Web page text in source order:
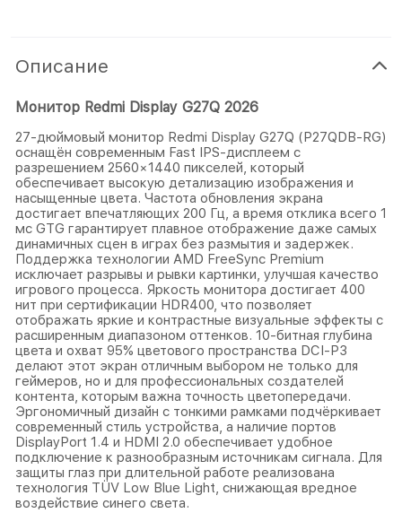
Описание
Монитор Redmi Display G27Q 2026
27-дюймовый монитор Redmi Display G27Q (P27QDB-RG)
оснащён современным Fast IPS-дисплеем с
разрешением 2560×1440 пикселей, который
обеспечивает высокую детализацию изображения и
насыщенные цвета. Частота обновления экрана
достигает впечатляющих 200 Гц, а время отклика всего 1
мс GTG гарантирует плавное отображение даже самых
динамичных сцен в играх без размытия и задержек.
Поддержка технологии AMD FreeSync Premium
исключает разрывы и рывки картинки, улучшая качество
игрового процесса. Яркость монитора достигает 400
нит при сертификации HDR400, что позволяет
отображать яркие и контрастные визуальные эффекты с
расширенным диапазоном оттенков. 10-битная глубина
цвета и охват 95% цветового пространства DCI-P3
делают этот экран отличным выбором не только для
геймеров, но и для профессиональных создателей
контента, которым важна точность цветопередачи.
Эргономичный дизайн с тонкими рамками подчёркивает
современный стиль устройства, а наличие портов
DisplayPort 1.4 и HDMI 2.0 обеспечивает удобное
подключение к разнообразным источникам сигнала. Для
защиты глаз при длительной работе реализована
технология TÜV Low Blue Light, снижающая вредное
воздействие синего света.